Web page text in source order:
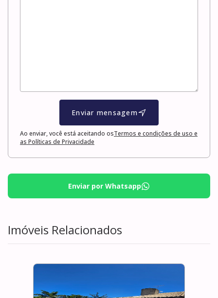
Enviar mensagem
Ao enviar, você está aceitando osTermos e condições de uso e
as Políticas de Privacidade
Enviar por Whatsapp
Imóveis Relacionados